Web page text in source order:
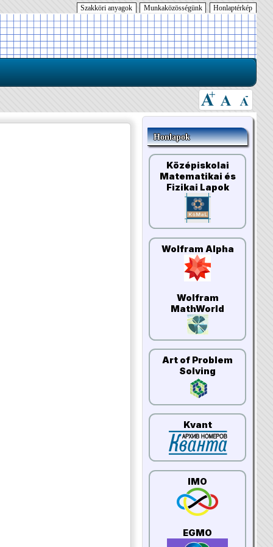
Honlaptérkép
Munkaközösségünk
Szakköri anyagok
Honlapok
Középiskolai
Matematikai és
Fizikai Lapok
Wolfram Alpha
Wolfram
MathWorld
Art of Problem
Solving
Kvant
IMO
EGMO